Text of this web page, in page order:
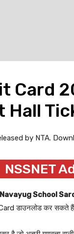
Card
Hall
by NTA.
NSSNET
Navayug School
डाउनलोड कर सकते